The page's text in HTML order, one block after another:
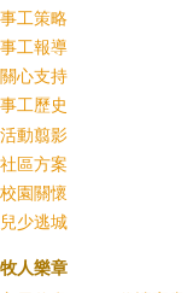
事工策略
事工報導
關心支持
事工歷史
活動翦影
社區方案
校園關懷
兒少逃城
牧人樂章